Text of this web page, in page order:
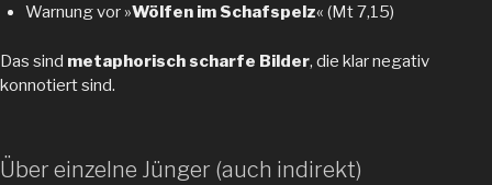
Warnung vor »Wölfen im Schafspelz« (Mt 7,15)
Das sind metaphorisch scharfe Bilder, die klar negativ
konnotiert sind.
Über einzelne Jünger (auch indirekt)